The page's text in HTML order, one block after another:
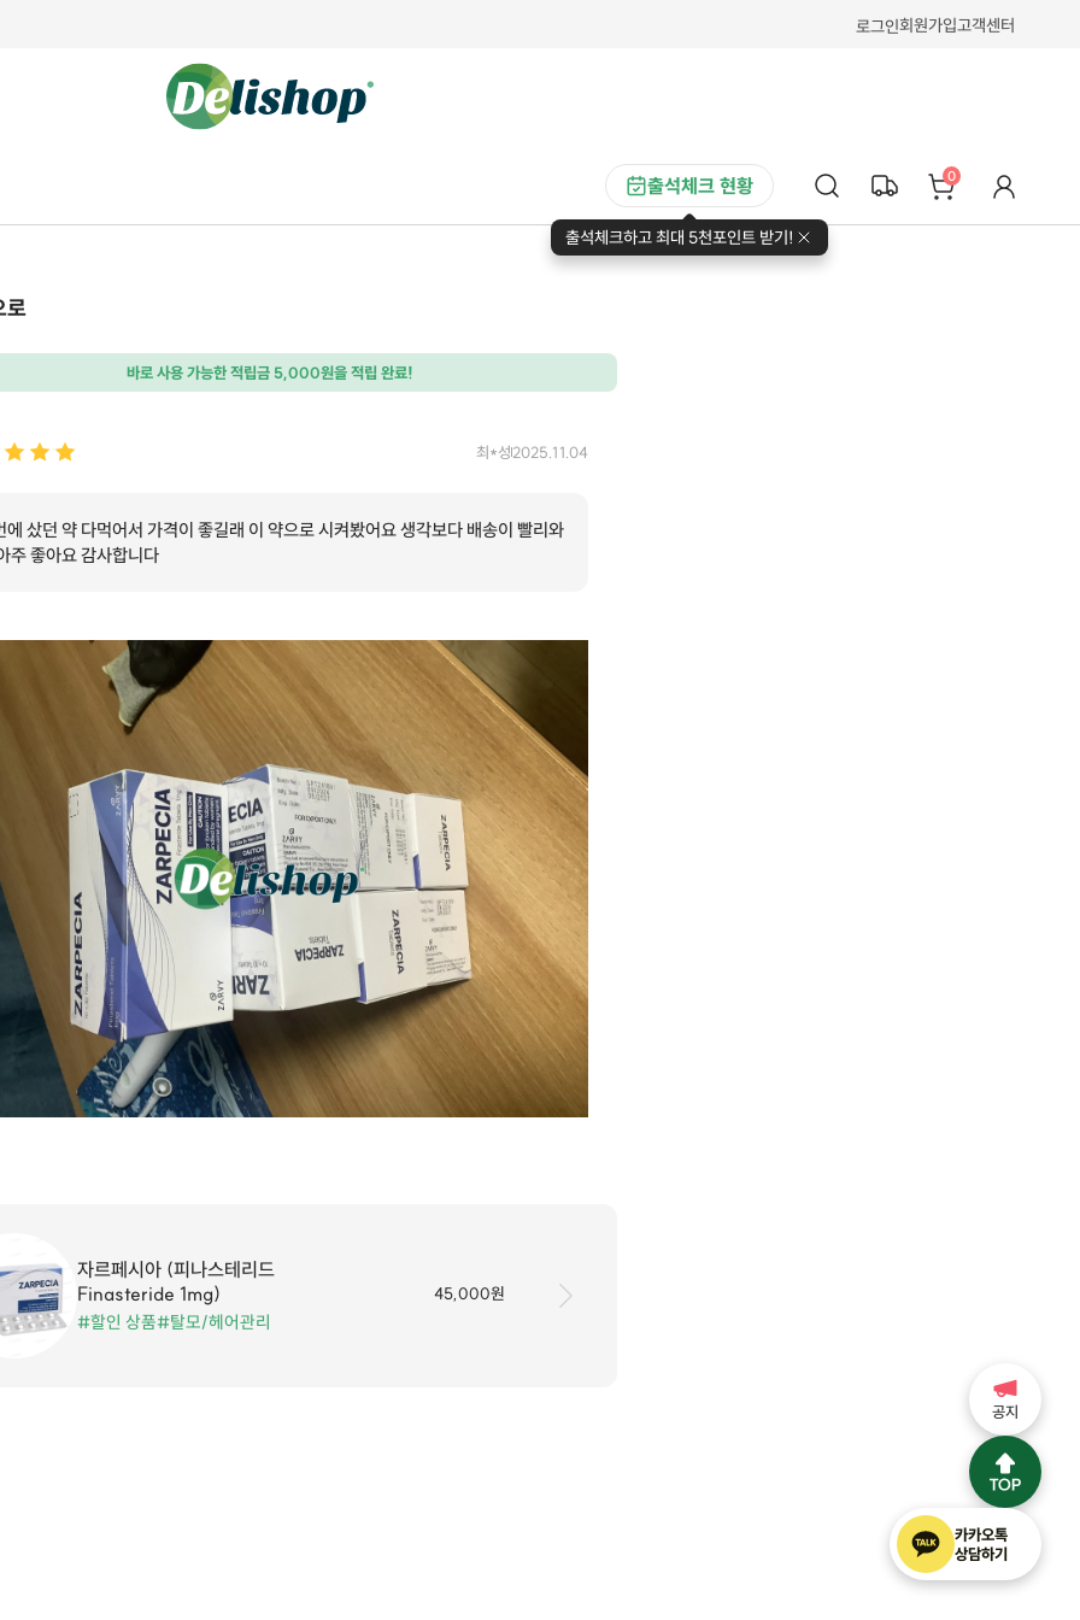
로그인회원가입고객센터
출석체크 현황
출석체크하고 최대 5천포인트 받기!
0
로
바로 사용 가능한 적립금 5,000원을 적립 완료!
최*성2025.11.04
에 샀던 약 다먹어서 가격이 좋길래 이 약으로 시켜봤어요 생각보다 배송이 빨리와
주 좋아요 감사합니다
자르페시아 (피나스테리드
Finasteride 1mg)
#할인 상품#탈모/헤어관리
45,000원
공지
카카오톡
상담하기